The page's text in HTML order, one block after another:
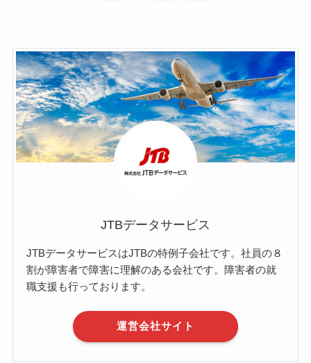
JTBデータサービス
JTBデータサービスはJTBの特例子会社です。社員の８
割が障害者で障害に理解のある会社です。障害者の就
職支援も行っております。
運営会社サイト